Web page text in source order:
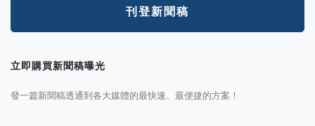
刊登新聞稿
立即購買新聞稿曝光
發一篇新聞稿透通到各大媒體的最快速、最便捷的方案！